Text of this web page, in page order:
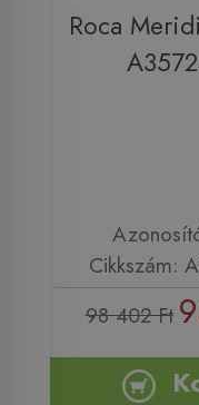
Roca
Cikkszám:
98 402 Ft